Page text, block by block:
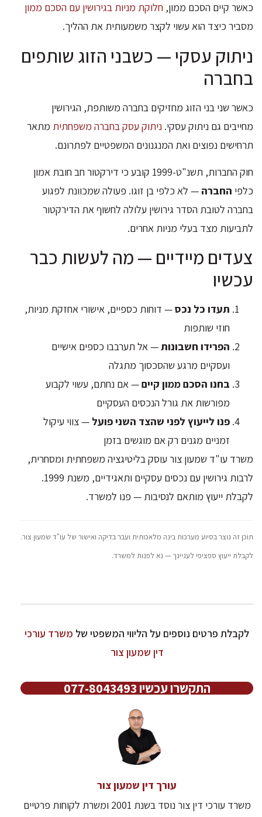
כאשר קיים הסכם ממון, חלוקת מניות בגירושין עם הסכם ממון
מסביר כיצד הוא עשוי לקצר משמעותית את ההליך.
ניתוק עסקי — כשבני הזוג שותפים
בחברה
כאשר שני בני הזוג מחזיקים בחברה משותפת, הגירושין
מחייבים גם ניתוק עסקי. ניתוק עסק בחברה משפחתית מתאר
תרחישים נפוצים ואת המנגנונים המשפטיים לפתרונם.
חוק החברות, תשנ"ט-1999 קובע כי דירקטור חב חובת אמון
כלפי החברה — לא כלפי בן זוגו. פעולה שמכוונת לפגוע
בחברה לטובת הסדר גירושין עלולה לחשוף את הדירקטור
לתביעות מצד בעלי מניות אחרים.
צעדים מיידיים — מה לעשות כבר
עכשיו
תעדו כל נכס— דוחות כספיים, אישורי אחזקת מניות,
חוזי שותפות
הפרידו חשבונות— אל תערבבו כספים אישיים
ועסקיים מרגע שהסכסוך מתגלה
בחנו הסכם ממון קיים— אם נחתם, עשוי לקבוע
מפורשות את גורל הנכסים העסקיים
פנו לייעוץ לפני שהצד השני פועל — צווי עיקול
זמניים מגנים רק אם מוגשים בזמן
משרד עו"ד שמעון צור עוסק בליטיגציה משפחתית ומסחרית,
לרבות גירושין עם נכסים עסקיים ותאגידיים, משנת 1999.
לקבלת ייעוץ מותאם לנסיבות — פנו למשרד.
תוכן זה נוצר בסיוע מערכות בינה מלאכותית ועבר בדיקה ואישור של עו"ד שמעון צור.
לקבלת ייעוץ ספציפי לעניינך — נא לפנות למשרד.
לקבלת פרטים נוספים על הליווי המשפטי של משרד עורכי
דין שמעון צור
התקשרו עכשיו 077-8043493
עורך דין שמעון צור
משרד עורכי דין צור נוסד בשנת 2001 ומשרת לקוחות פרטיים